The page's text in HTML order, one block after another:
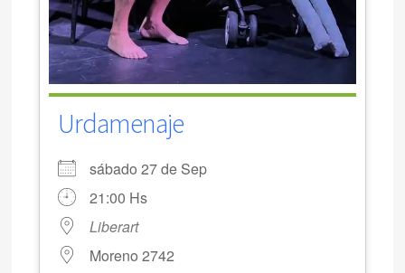
Urdamenaje
sábado 27 de Sep
21:00 Hs
Liberart
Moreno 2742